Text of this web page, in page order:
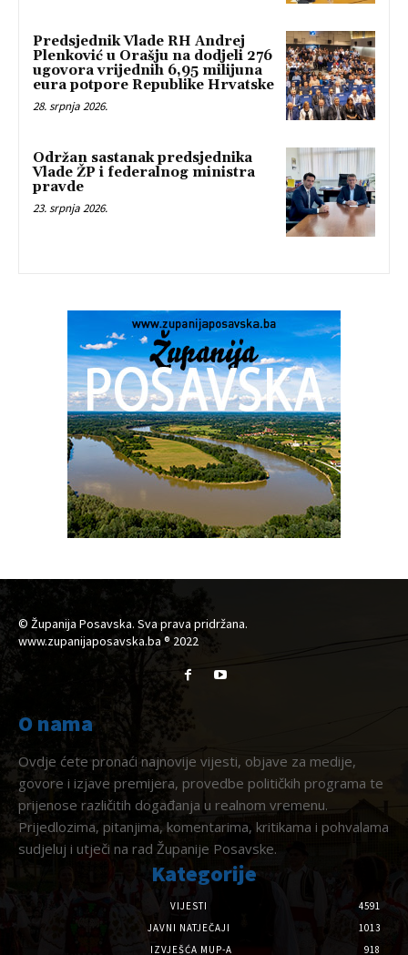
Predsjednik Vlade RH Andrej
Plenković u Orašju na dodjeli 276
ugovora vrijednih 6,95 milijuna
eura potpore Republike Hrvatske
28. srpnja 2026.
Održan sastanak predsjednika
Vlade ŽP i federalnog ministra
pravde
23. srpnja 2026.
© Županija Posavska. Sva prava pridržana.
www.zupanijaposavska.ba ® 2022
O nama
Ovdje ćete pronaći najnovije vijesti, objave za medije,
govore i izjave premijera, provedbe političkih programa te
prijenose različitih događanja u realnom vremenu.
Prijedlozima, pitanjima, komentarima, kritikama i pohvalama
sudjeluj i utječi na rad Županije Posavske.
Kategorije
VIJESTI
4591
JAVNI NATJEČAJI
1013
IZVJEŠĆA MUP-A
918